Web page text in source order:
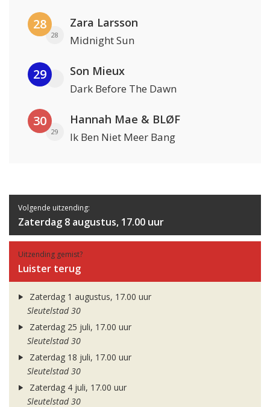
28
28
Zara Larsson
Midnight Sun
29 Son Mieux
Dark Before The Dawn
30
29
Hannah Mae & BLØF
Ik Ben Niet Meer Bang
Volgende uitzending:
Zaterdag 8 augustus, 17.00 uur
Uitzending gemist?
Luister terug
Zaterdag 1 augustus, 17.00 uur
Sleutelstad 30
Zaterdag 25 juli, 17.00 uur
Sleutelstad 30
Zaterdag 18 juli, 17.00 uur
Sleutelstad 30
Zaterdag 4 juli, 17.00 uur
Sleutelstad 30